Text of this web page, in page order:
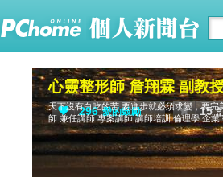
心靈整形師 詹翔霖 副教
天下沒有白吃的苦 要進步就必須求變，要
師 兼任講師 專案講師 講師培訓 倫理學 企
296 愛的鼓勵 15